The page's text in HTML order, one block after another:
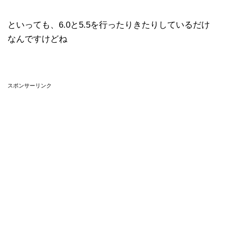
といっても、6.0と5.5を行ったりきたりしているだけ
なんですけどね
スポンサーリンク